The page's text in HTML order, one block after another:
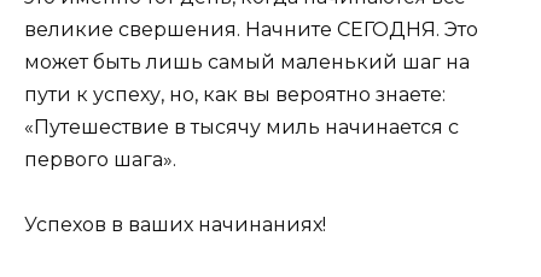
великие свершения. Начните СЕГОДНЯ. Это
может быть лишь самый маленький шаг на
пути к успеху, но, как вы вероятно знаете:
«Путешествие в тысячу миль начинается с
первого шага».
Успехов в ваших начинаниях!